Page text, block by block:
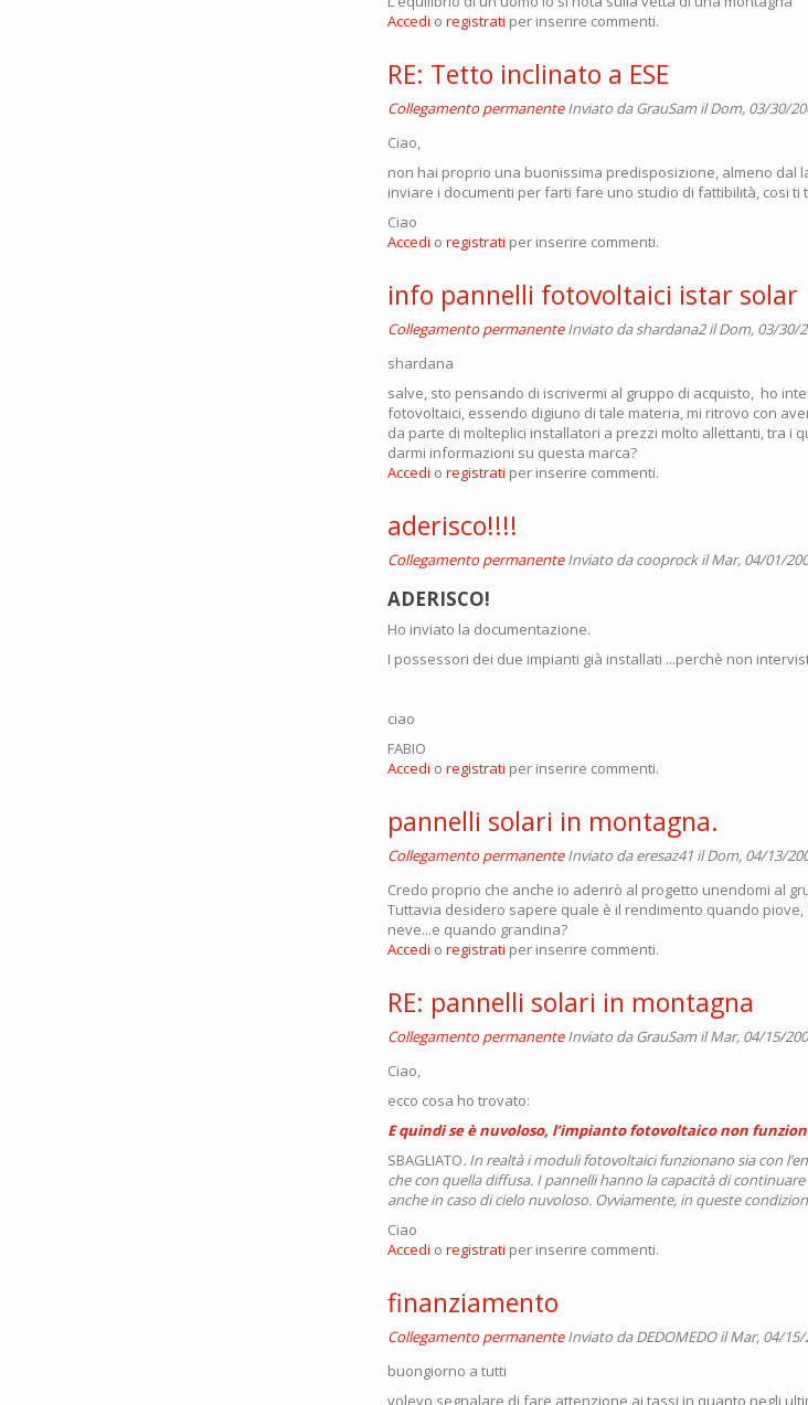
Accedi o registrati per inserire commenti.
RE: Tetto inclinato a ESE
Collegamento permanente Inviato daGrauSamil Dom, 03/30/
Ciao,
non hai proprio una buonissima predisposizione, almeno dal
inviare i documenti per farti fare uno studio di fattibilità, cosi ti
Ciao
Accedi o registrati per inserire commenti.
info pannelli fotovoltaici istar solar
Collegamento permanente Inviato da shardana2il Dom, 03/30/
shardana
salve, sto pensando di iscrivermi al gruppo di acquisto, ho
fotovoltaici, essendo digiuno di tale materia, mi ritrovo con
da parte di molteplici installatori a prezzi molto allettanti, tra i
darmi informazioni su questa marca?
Accedi o registrati per inserire commenti.
aderisco!!!!
Collegamento permanente Inviato dacooprockil Mar, 04/01/
ADERISCO!
Ho inviato la documentazione.
I possessori dei due impianti già installati ...perchè non
ciao
FABIO
Accedi o registrati per inserire commenti.
pannelli solari in montagna.
Collegamento permanente Inviato daeresaz41 il Dom, 04/13/
Credo proprio che anche io aderirò al progetto unendomi al
Tuttavia desidero sapere quale è il rendimento quando
neve...e quando grandina?
Accedi o registrati per inserire commenti.
RE: pannelli solari in montagna
Collegamento permanente Inviato daGrauSamil Mar, 04/15/
Ciao,
ecco cosa ho trovato:
E quindi se è nuvoloso, l’impianto fotovoltaico non
SBAGLIATO. In realtà i moduli fotovoltaici funzionano sia con
che con quella diffusa. I pannelli hanno la capacità di
anche in caso di cielo nuvoloso. Ovviamente, in queste
Ciao
Accedi o registrati per inserire commenti.
finanziamento
Collegamento permanente Inviato daDEDOMEDOil Mar, 04/15/
buongiorno a tutti
volevo segnalare di fare attenzione ai tassi in quanto negli